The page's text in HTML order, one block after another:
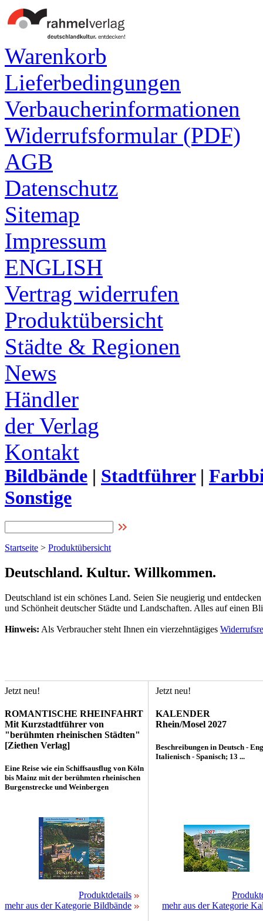
Warenkorb
Lieferbedingungen
Verbaucherinformationen
Widerrufsformular (PDF)
AGB
Datenschutz
Sitemap
Impressum
ENGLISH
Vertrag widerrufen
Produktübersicht
Städte & Regionen
News
Händler
der Verlag
Kontakt
Bildbände | Stadtführer|
Sonstige
Startseite > Produktübersicht
Deutschland. Kultur. Willkommen.
Deutschland ist ein schönes Land. Seien Sie neugierig und
und Schönheit deutscher Städte und Landschaften. Alles auf einen
Hinweis: Als Verbraucher steht Ihnen ein vierzehntägiges
Jetzt neu!
ROMANTISCHE RHEINFAHRT
Mit Kurzstadtführer von
"berühmten rheinischen Städten"
[Ziethen Verlag]
Eine Reise wie ein Schiffsausflug von Köln
bis Mainz mit der berühmten rheinischen
Burgenstrecke und Weinbergen
Jetzt neu!
KALENDER
Rhein/Mosel 2027
Beschreibungen in Deutsch -
Italienisch - Spanisch; 13 ...
Produktdetails
mehr aus der Kategorie Bildbände
mehr aus der Kategorie